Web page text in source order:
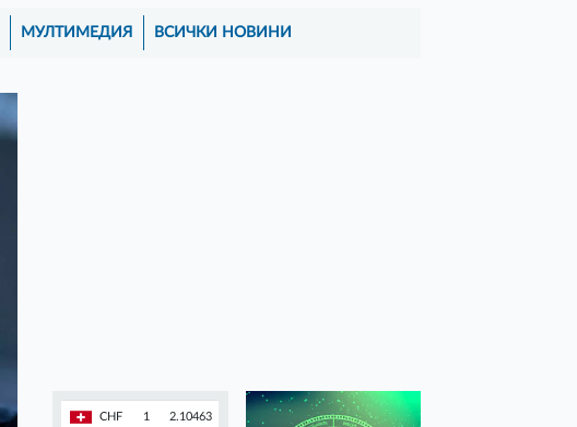
МУЛТИМЕДИЯ ВСИЧКИ НОВИНИ
CHF 1 2.10463